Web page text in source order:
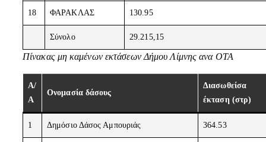
18 ΦΑΡΑΚΛΑΣ 130.95
Σύνολο 29.215,15
Πίνακας μη καμένων εκτάσεων Δήμου Λίμνης ανα ΟΤΑ
Α/
Α
Ονομασία δάσους
Διασωθείσα
έκταση (στρ)
1 Δημόσιο Δάσος Αμπουριάς 364.53